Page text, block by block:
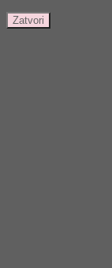
Zatvori